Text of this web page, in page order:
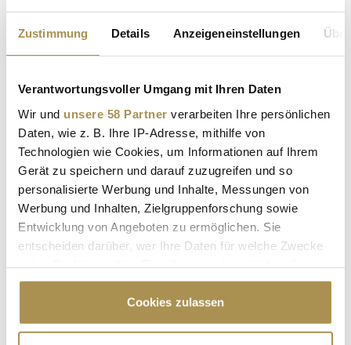
Zustimmung Details Anzeigeneinstellungen
Verantwortungsvoller Umgang mit Ihren Daten
Wir und unsere 58 Partner verarbeiten Ihre persönlichen
Daten, wie z. B. Ihre IP-Adresse, mithilfe von
Technologien wie Cookies, um Informationen auf Ihrem
Gerät zu speichern und darauf zuzugreifen und so
personalisierte Werbung und Inhalte, Messungen von
Werbung und Inhalten, Zielgruppenforschung sowie
Entwicklung von Angeboten zu ermöglichen. Sie
entscheiden darüber, wer Ihre Daten für welche Zwecke
Cookie-Erklärung oder durch Klicken auf das Privacy
Trigger Symbol ändern oder widerrufen
Cookies zulassen